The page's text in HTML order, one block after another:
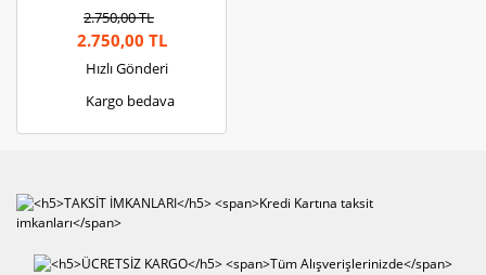
2.750,00 TL
2.750,00 TL
Hızlı Gönderi
Kargo bedava